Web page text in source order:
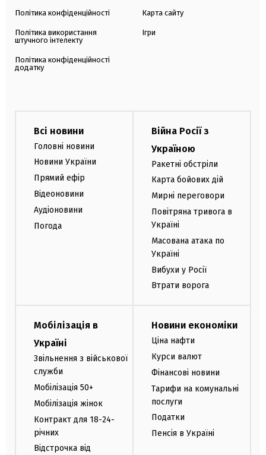
Політика конфіденційності
Політика використання
штучного інтелекту
Політика конфіденційності
додатку
Карта сайту
Ігри
Всі новини
Головні новини
Новини України
Прямий ефір
Відеоновини
Аудіоновини
Погода
Війна Росії з
Україною
Ракетні обстріли
Карта бойових дій
Мирні переговори
Повітряна тривога в
Україні
Масована атака по
Україні
Вибухи у Росії
Втрати ворога
Мобілізація в
Україні
Звільнення з військової
служби
Мобілізація 50+
Мобілізація жінок
Контракт для 18-24-
річних
Відстрочка від
Новини економіки
Ціна нафти
Курси валют
Фінансові новини
Тарифи на комунальні
послуги
Податки
Пенсія в Україні